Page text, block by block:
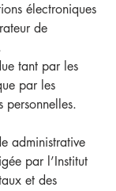
électroniques
de
tant par les
par les
personnelles.
administrative
par l’Institut
et des